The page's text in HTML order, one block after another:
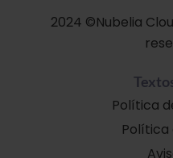
2024 ©Nubelia
Política
Política